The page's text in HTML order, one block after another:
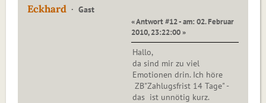
Eckhard Gast
« Antwort #12 - am: 02. Februar
2010, 23:22:00 »
Hallo,
da sind mir zu viel
Emotionen drin. Ich höre
ZB"Zahlugsfrist 14 Tage" -
das ist unnötig kurz.